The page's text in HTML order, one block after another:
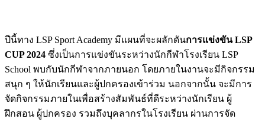
ปีนี้ทาง LSP Sport Academy มีแผนที่จะผลักดันการแข่งขัน LSP
CUP 2024 ซึ่งเป็นการแข่งขันระหว่างนักกีฬาโรงเรียน LSP
School พบกับนักกีฬาจากภายนอก โดยภายในงานจะมีกิจกรรม
สนุก ๆ ให้นักเรียนและผู้ปกครองเข้าร่วม นอกจากนั้น จะมีการ
จัดกิจกรรมภายในเพื่อสร้างสัมพันธ์ที่ดีระหว่างนักเรียน ผู้
ฝึกสอน ผู้ปกครอง รวมถึงบุคลากรในโรงเรียน ผ่านการจัด